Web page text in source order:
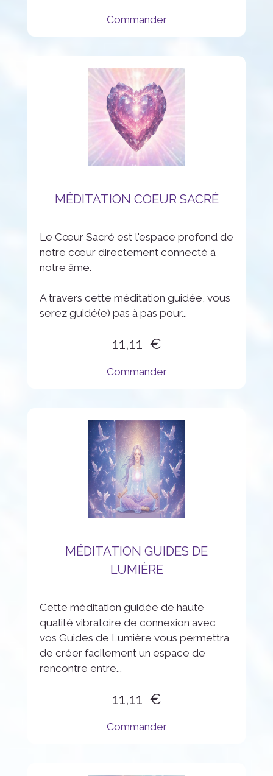
Commander
MÉDITATION COEUR SACRÉ
Le Cœur Sacré est l'espace profond de
notre cœur directement connecté à
notre âme.
A travers cette méditation guidée, vous
serez guidé(e) pas à pas pour...
11,11
Commander
MÉDITATION GUIDES DE
LUMIÈRE
Cette méditation guidée de haute
qualité vibratoire de connexion avec
vos Guides de Lumière vous permettra
de créer facilement un espace de
rencontre entre...
11,11
Commander